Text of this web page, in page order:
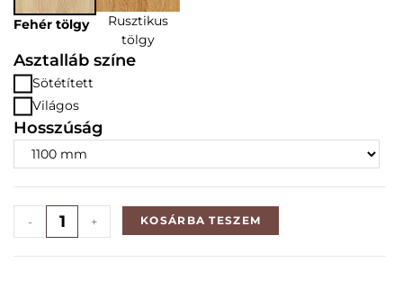
Fehér tölgy
Rusztikus
tölgy
Asztalláb színe
Sötétített
Világos
Hosszúság
- + KOSÁRBA TESZEM